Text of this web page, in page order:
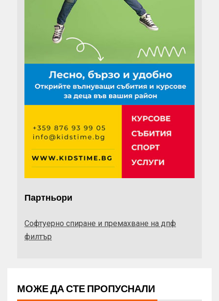
Партньори
Софтуерно спиране и премахване на дпф
филтър
МОЖЕ ДА СТЕ ПРОПУСНАЛИ